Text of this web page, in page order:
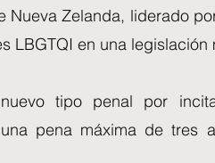
Nueva Zelanda, liderado
LBGTQI en una
tipo penal por
pena máxima de tres